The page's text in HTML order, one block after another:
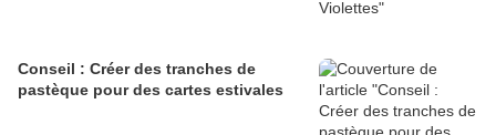
Conseil : Créer des tranches de
pastèque pour des cartes estivales